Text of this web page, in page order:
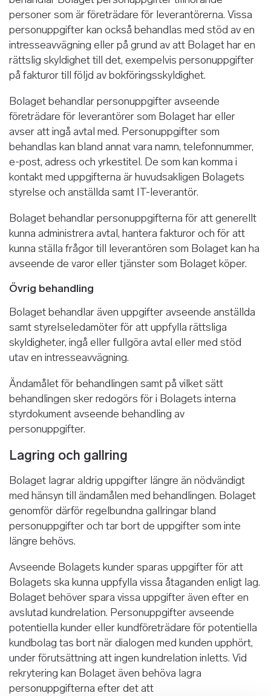
personer som är företrädare för leverantörerna. Vissa
personuppgifter kan också behandlas med stöd av en
intresseavvägning eller på grund av att Bolaget har en
rättslig skyldighet till det, exempelvis personuppgifter
på fakturor till följd av bokföringsskyldighet.
Bolaget behandlar personuppgifter avseende
företrädare för leverantörer som Bolaget har eller
avser att ingå avtal med. Personuppgifter som
behandlas kan bland annat vara namn, telefonnummer,
e-post, adress och yrkestitel. De som kan komma i
kontakt med uppgifterna är huvudsakligen Bolagets
styrelse och anställda samt IT-leverantör.
Bolaget behandlar personuppgifterna för att generellt
kunna administrera avtal, hantera fakturor och för att
kunna ställa frågor till leverantören som Bolaget kan ha
avseende de varor eller tjänster som Bolaget köper.
Övrig behandling
Bolaget behandlar även uppgifter avseende anställda
samt styrelseledamöter för att uppfylla rättsliga
skyldigheter, ingå eller fullgöra avtal eller med stöd
utav en intresseavvägning.
Ändamålet för behandlingen samt på vilket sätt
behandlingen sker redogörs för i Bolagets interna
styrdokument avseende behandling av
personuppgifter.
Lagring och gallring
Bolaget lagrar aldrig uppgifter längre än nödvändigt
med hänsyn till ändamålen med behandlingen. Bolaget
genomför därför regelbundna gallringar bland
personuppgifter och tar bort de uppgifter som inte
längre behövs.
Avseende Bolagets kunder sparas uppgifter för att
Bolagets ska kunna uppfylla vissa åtaganden enligt lag.
Bolaget behöver spara vissa uppgifter även efter en
avslutad kundrelation. Personuppgifter avseende
potentiella kunder eller kundföreträdare för potentiella
kundbolag tas bort när dialogen med kunden upphört,
under förutsättning att ingen kundrelation inletts. Vid
rekrytering kan Bolaget även behöva lagra
personuppgifterna efter det att